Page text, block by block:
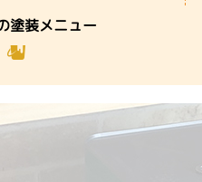
塗装メニュー